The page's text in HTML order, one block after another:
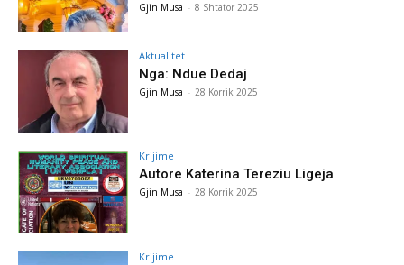
Gjin Musa - 8 Shtator 2025
Aktualitet
Nga: Ndue Dedaj
Gjin Musa - 28 Korrik 2025
Krijime
Autore Katerina Tereziu Ligeja
Gjin Musa - 28 Korrik 2025
Krijime